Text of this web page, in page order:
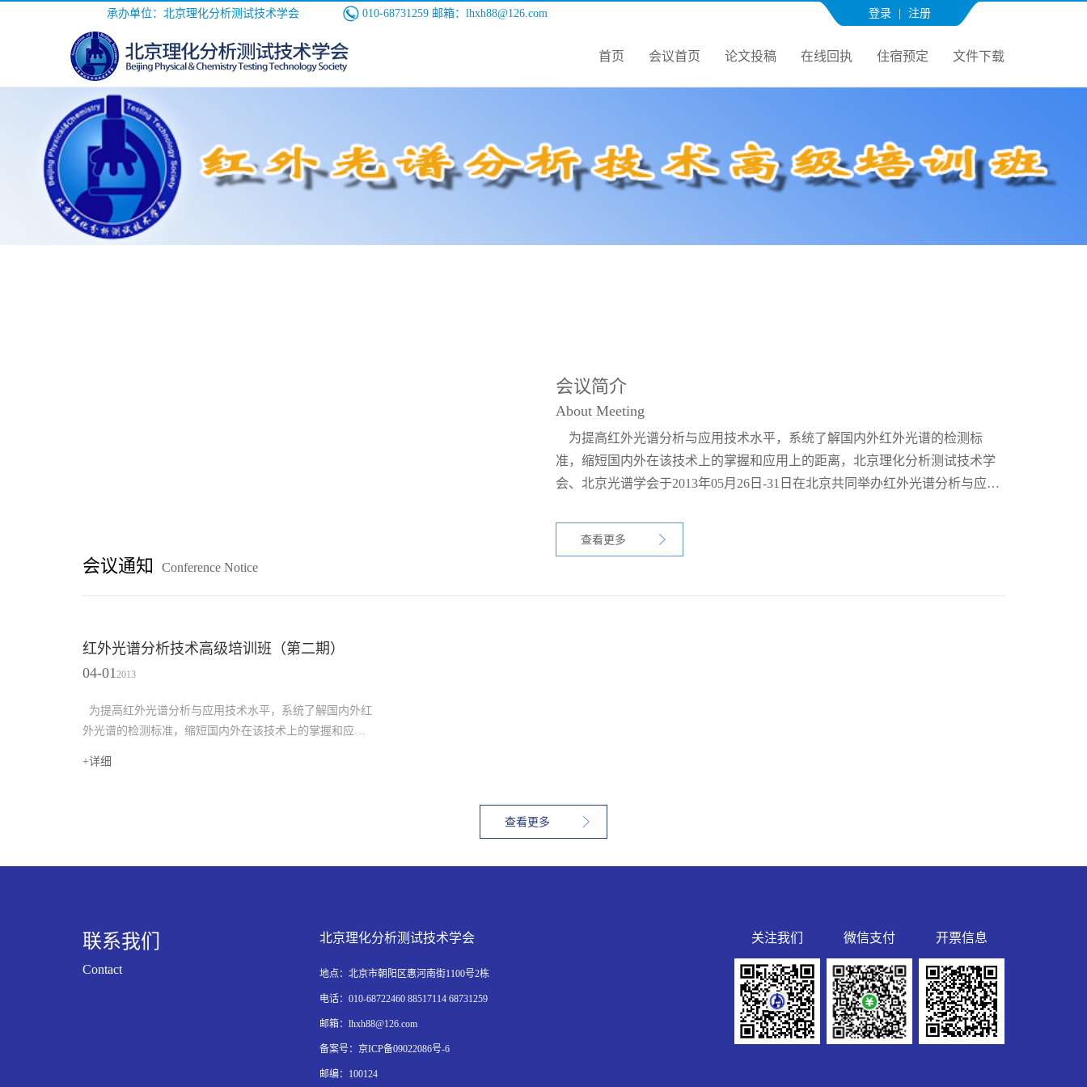
承办单位：北京理化分析测试技术学会 010-68731259 邮箱：lhxh88@126.com 登录 注册
首页 会议首页 论文投稿 在线回执 住宿预定 文件下载
会议简介
About Meeting
为提高红外光谱分析与应用技术水平，系统了解国内外红外光谱的检测标
准，缩短国内外在该技术上的掌握和应用上的距离，北京理化分析测试技术学
会、北京光谱学会于2013年05月26日-31日在北京共同举办红外光谱分析与应用
查看更多
会议通知 Conference Notice
红外光谱分析技术高级培训班（第二期）
04-012013
为提高红外光谱分析与应用技术水平，系统了解国内外红
外光谱的检测标准，缩短国内外在该技术上的掌握和应用
+详细
查看更多
联系我们
Contact
北京理化分析测试技术学会
地点：北京市朝阳区惠河南街1100号2栋
电话：010-68722460 88517114 68731259
邮箱：lhxh88@126.com
备案号：京ICP备09022086号-6
邮编：100124
开票信息
微信支付
关注我们